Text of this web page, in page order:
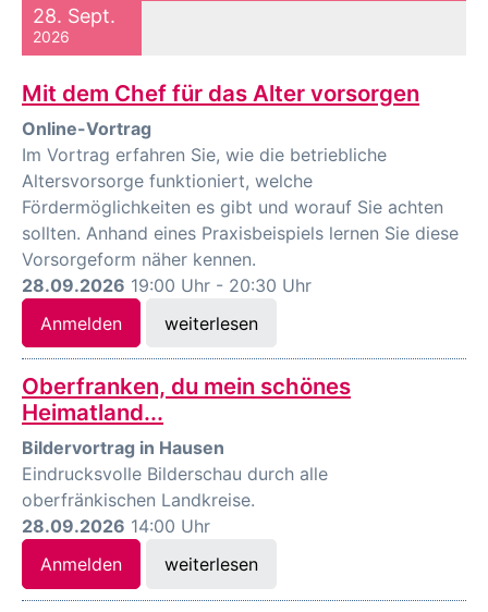
28. Sept.
2026
Mit dem Chef für das Alter vorsorgen
Online-Vortrag
Im Vortrag erfahren Sie, wie die betriebliche
Altersvorsorge funktioniert, welche
Fördermöglichkeiten es gibt und worauf Sie achten
sollten. Anhand eines Praxisbeispiels lernen Sie diese
Vorsorgeform näher kennen.
28.09.2026 19:00 Uhr - 20:30 Uhr
Anmelden
weiterlesen
Oberfranken, du mein schönes
Heimatland...
Bildervortrag in Hausen
Eindrucksvolle Bilderschau durch alle
oberfränkischen Landkreise.
28.09.2026 14:00 Uhr
Anmelden
weiterlesen